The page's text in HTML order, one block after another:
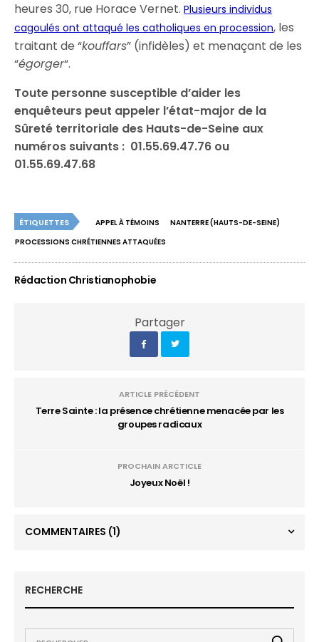
heures 30, rue Horace Vernet.Plusieurs individus
cagoulés ont attaqué les catholiques en procession, les
traitant de “kouffars” (infidèles) et menaçant de les
“égorger“.
Toute personne susceptible d’aider les
enquêteurs peut appeler l’état-major de la
Sûreté territoriale des Hauts-de-Seine aux
numéros suivants : 01.55.69.47.76 ou
01.55.69.47.68
ÉTIQUETTES APPEL À TÉMOINS
NANTERRE (HAUTS-DE-SEINE)
PROCESSIONS CHRÉTIENNES ATTAQUÉES
Rédaction Christianophobie
Partager
ARTICLE PRÉCÉDENT
Terre Sainte : la présence chrétienne menacée par les
groupes radicaux
PROCHAIN ARCTICLE
Joyeux Noël !
COMMENTAIRES (1)
RECHERCHE